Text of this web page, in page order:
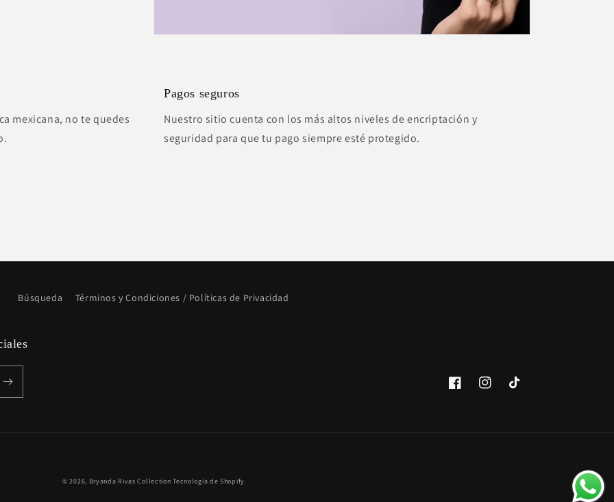
mexicana, no te quedes
Pagos seguros
Nuestro sitio cuenta con los más altos niveles de encriptación y
seguridad para que tu pago siempre esté protegido.
Búsqueda Términos y Condiciones / Políticas de Privacidad
FacebookInstagramTikTok
© 2026, Bryanda Rivas Collection Tecnología de Shopify